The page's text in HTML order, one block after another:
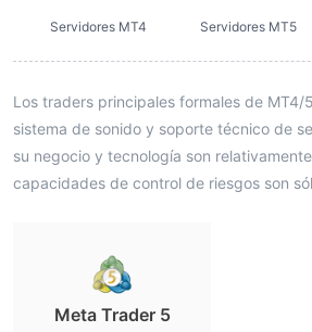
Servidores MT4 Servidores MT5
Los traders principales formales de
sistema de sonido y soporte técnico de
su negocio y tecnología son
capacidades de control de riesgos son
Meta Trader 5